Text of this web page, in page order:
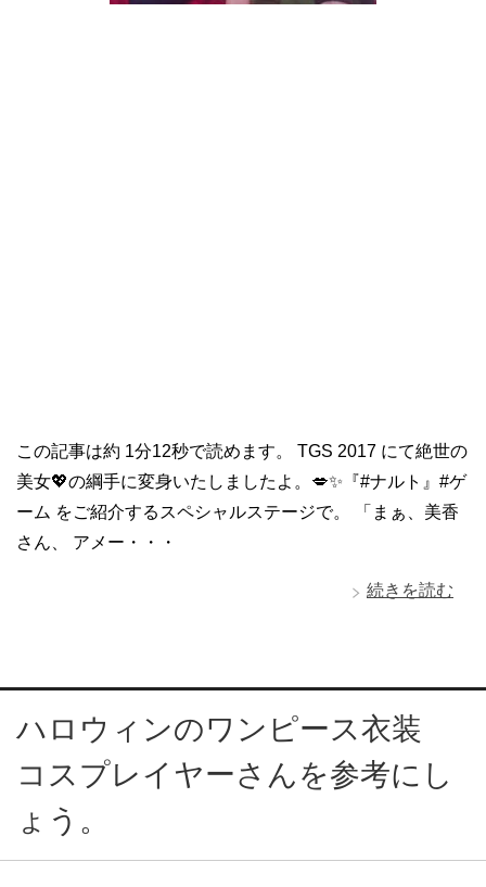
この記事は約 1分12秒で読めます。 TGS 2017 にて絶世の
美女💖の綱手に変身いたしましたよ。💋✨『#ナルト』#ゲ
ーム をご紹介するスペシャルステージで。 「まぁ、美香
さん、 アメー・・・
続きを読む
ハロウィンのワンピース衣装
コスプレイヤーさんを参考にし
ょう。